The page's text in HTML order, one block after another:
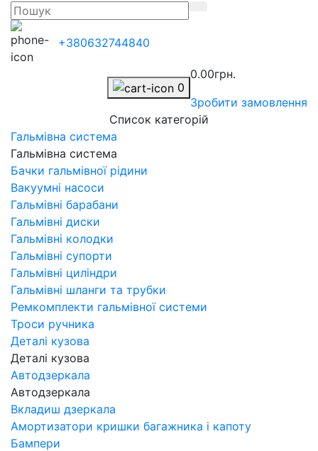
+380632744840
0
0.00грн.
Зробити замовлення
Список категорій
Гальмівна система
Гальмівна система
Бачки гальмівної рідини
Вакуумні насоси
Гальмівні барабани
Гальмівні диски
Гальмівні колодки
Гальмівні супорти
Гальмівні циліндри
Гальмівні шланги та трубки
Ремкомплекти гальмівної системи
Троси ручника
Деталі кузова
Деталі кузова
Автодзеркала
Автодзеркала
Вкладиш дзеркала
Амортизатори кришки багажника і капоту
Бампери